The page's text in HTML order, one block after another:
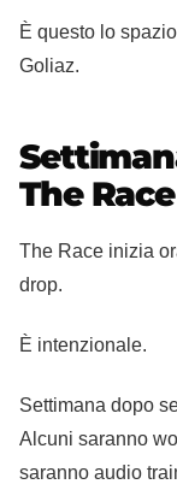
È questo lo
Goliaz.
The
The Race inizia
drop.
È intenzionale.
Settimana dopo
Alcuni saranno
saranno audio